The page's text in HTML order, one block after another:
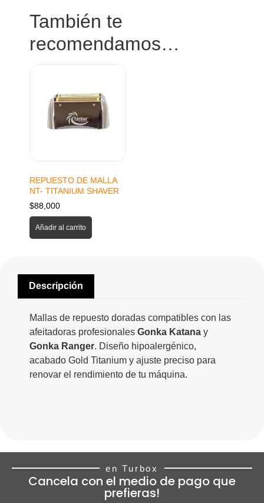
También te
recomendamos…
REPUESTO DE MALLA
NT- TITANIUM SHAVER
$88,000
Añadir al carrito
Descripción
Mallas de repuesto doradas compatibles con las
afeitadoras profesionales Gonka Katana y
Gonka Ranger. Diseño hipoalergénico,
acabado Gold Titanium y ajuste preciso para
renovar el rendimiento de tu máquina.
en Turbox
Cancela con el medio de pago que
prefieras!